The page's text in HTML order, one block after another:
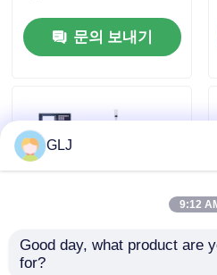
품질 관리
뉴스
블로그
문의 보내기
금속 보석 물 냉각과 함
GLJ
9:12
Good day, what product are
for?